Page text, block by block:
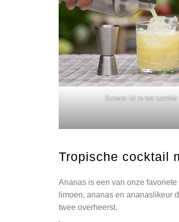
Schenk uit in het
Tropische cocktail
Ananas is een van onze
limoen, ananas en ananaslikeur
twee overheerst.